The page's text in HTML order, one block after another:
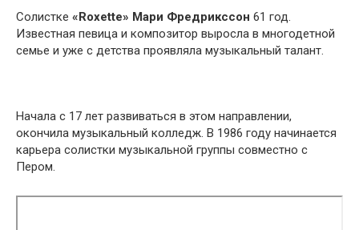
Солистке «Roxette» Мари Фредрикссон 61 год.
Известная певица и композитор выросла в многодетной
семье и уже с детства проявляла музыкальный талант.
Начала с 17 лет развиваться в этом направлении,
окончила музыкальный колледж. В 1986 году начинается
карьера солистки музыкальной группы совместно с
Пером.